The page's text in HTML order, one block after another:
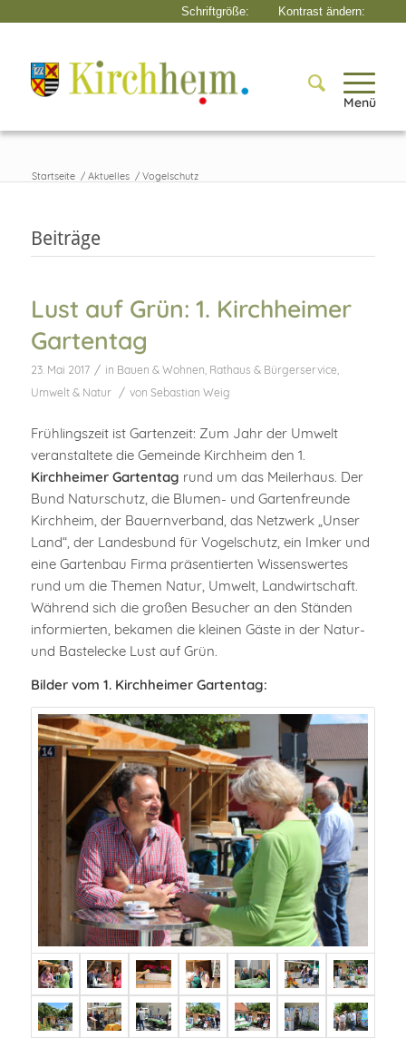
Menü
Startseite / Aktuelles / Vogelschutz
Beiträge
Lust auf Grün: 1. Kirchheimer
Gartentag
23. Mai 2017 / in Bauen & Wohnen, Rathaus & Bürgerservice,
Umwelt & Natur
/ von Sebastian Weig
Frühlingszeit ist Gartenzeit: Zum Jahr der Umwelt
veranstaltete die Gemeinde Kirchheim den 1.
Kirchheimer Gartentag rund um das Meilerhaus. Der
Bund Naturschutz, die Blumen- und Gartenfreunde
Kirchheim, der Bauernverband, das Netzwerk „Unser
Land“, der Landesbund für Vogelschutz, ein Imker und
eine Gartenbau Firma präsentierten Wissenswertes
rund um die Themen Natur, Umwelt, Landwirtschaft.
Während sich die großen Besucher an den Ständen
informierten, bekamen die kleinen Gäste in der Natur-
und Bastelecke Lust auf Grün.
Bilder vom 1. Kirchheimer Gartentag: